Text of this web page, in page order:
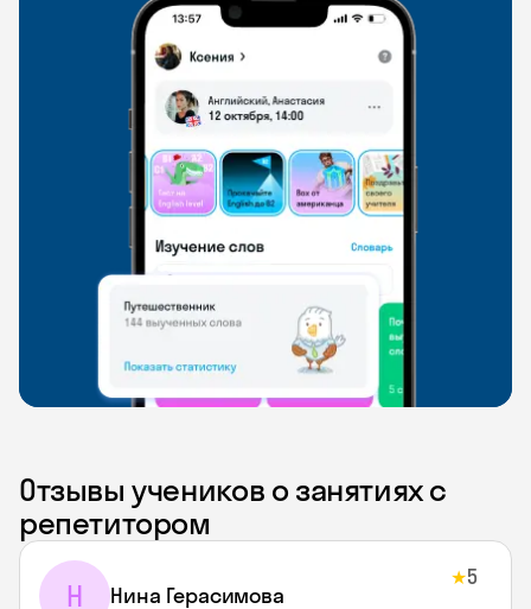
Отзывы учеников о занятиях с
репетитором
Н Нина Герасимова
★5